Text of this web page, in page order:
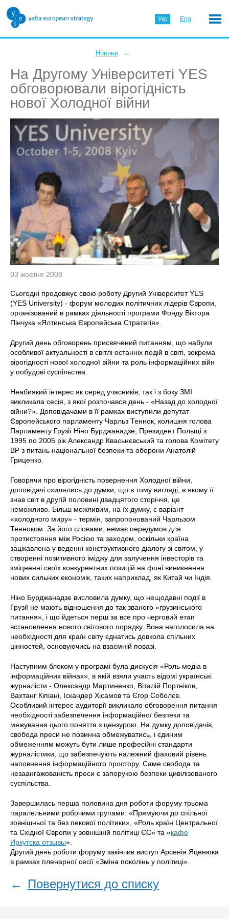
Укр Eng
Новини ←
На Другому Університеті YES
обговорювали вірогідність
нової Холодної війни
03 жовтня 2008
Сьогодні продовжує свою роботу Другий Університет YES
(YES University) - форум молодих політичних лідерів Європи,
організований в рамках діяльності програми Фонду Віктора
Пінчука «Ялтинська Європейська Стратегія».
Другий день обговорень присвячений питанням, що набули
особливої актуальності в світлі останніх подій в світі, зокрема
вірогідності нової холодної війни та роль інформаційних війн
у побудові суспільства.
Неабиякий інтерес як серед учасників, так і з боку ЗМІ
викликала сесія, з якої розпочався день - «Назад до холодної
війни?». Доповідачами в її рамках виступили депутат
Європейського парламенту Чарльз Теннок, колишня голова
Парламенту Грузії Ніно Бурджанадзе, Президент Польщі з
1995 по 2005 рік Александр Квасьнєвський та голова Комітету
ВР з питань національної безпеки та оборони Анатолій
Гриценко.
Говорячи про вірогідність повернення Холодної війни,
доповідачі схилялись до думки, що в тому вигляді, в якому її
знав світ в другій половині двадцятого сторіччя, це
неможливо. Більш можливим, на їх думку, є варіант
«холодного миру» - термін, запропонований Чарльзом
Тенноком. За його словами, немає передумов для
протистояння між Росією та заходом, оскільки країна
зацікавлена у веденні конструктивного діалогу зі світом, у
створенні позитивного іміджу для залучення інвесторів та
зміцненні своїх конкурентних позицій на фоні виникнення
нових сильних економік, таких наприклад, як Китай чи Індія.
Ніно Бурджанадзе висловила думку, що нещодавні події в
Грузії не мають відношення до так званого «грузинського
питання», і що йдеться перш за все про черговий етап
встановлення нового світового порядку. Вона наголосила на
необхідності для країн світу єднатись довкола спільних
цінностей, основуючись на взаємній повазі.
Наступним блоком у програмі була дискусія «Роль медіа в
інформаційних війнах», в якій взяли участь відомі українські
журналісти - Олександр Мартиненко, Віталій Портніков,
Вахтанг Кіпіані, Іскандер Хісамов та Єгор Соболєв.
Особливий інтерес аудиторії викликало обговорення питання
необхідності забезпечення інформаційної безпеки та
межування цього поняття з цензурою. На думку доповідачів,
свобода преси не повинна обмежуватись, і єдиним
обмеженням можуть бути лише професійні стандарти
журналістики, що забезпечують належний фаховий рівень
наповнення інформаційного простору. Саме свобода та
незаангажованість преси є запорукою безпеки цивілізованого
суспільства.
Завершилась перша половина дня роботи форуму трьома
паралельними робочими групами: «Прямуючи до спільної
зовнішньої та без пекової політики», «Роль країн Центральної
та Східної Європи у зовнішній політиці ЄС» та «кафе
Иркутска отзывы».
Другий день роботи форуму закінчив виступ Арсенія Яценюка
в рамках пленарної сесії «Зміна поколінь у політиці».
← Повернутися до списку